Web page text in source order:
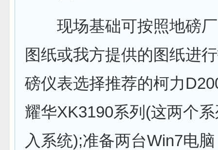
现场基础可按照地磅厂
图纸或我方提供的图纸进
磅仪表选择推荐的柯力
耀华XK3190系列(这两个
入系统);准备两台Win7电